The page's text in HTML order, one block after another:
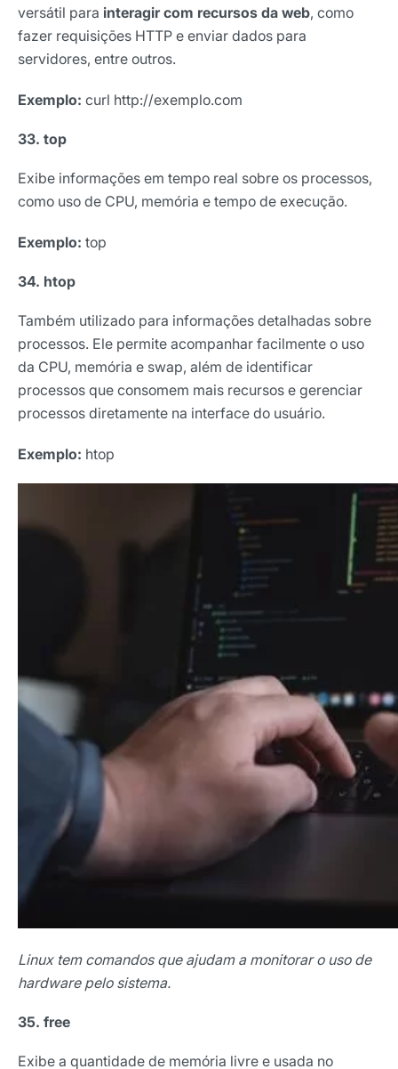
versátil para interagir com recursos da web, como
fazer requisições HTTP e enviar dados para
servidores, entre outros.
Exemplo: curl http://exemplo.com
33. top
Exibe informações em tempo real sobre os processos,
como uso de CPU, memória e tempo de execução.
Exemplo: top
34. htop
Também utilizado para informações detalhadas sobre
processos. Ele permite acompanhar facilmente o uso
da CPU, memória e swap, além de identificar
processos que consomem mais recursos e gerenciar
processos diretamente na interface do usuário.
Exemplo: htop
Linux tem comandos que ajudam a monitorar o uso de
hardware pelo sistema.
35. free
Exibe a quantidade de memória livre e usada no